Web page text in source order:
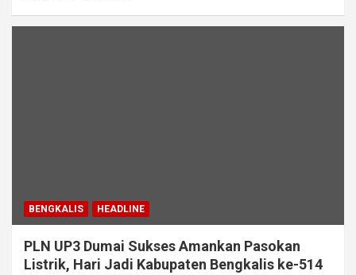
BENGKALIS HEADLINE
PLN UP3 Dumai Sukses Amankan Pasokan
Listrik, Hari Jadi Kabupaten Bengkalis ke-514